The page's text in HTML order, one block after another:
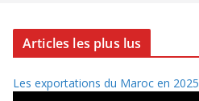
Articles les plus lus
Les exportations du Maroc en 2025